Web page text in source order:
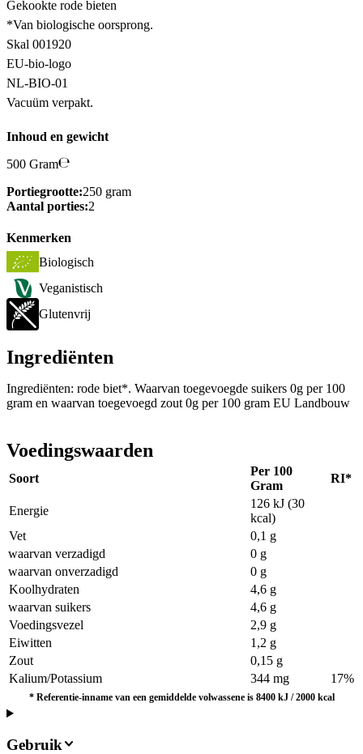
Gekookte rode bieten
*Van biologische oorsprong.
Skal 001920
EU-bio-logo
NL-BIO-01
Vacuüm verpakt.
Inhoud en gewicht
500 Gram
Portiegrootte:250 gram
Aantal porties:2
Kenmerken
Biologisch
Veganistisch
Glutenvrij
Ingrediënten
Ingrediënten: rode biet*. Waarvan toegevoegde suikers 0g per 100
gram en waarvan toegevoegd zout 0g per 100 gram EU Landbouw
Voedingswaarden
Soort
Per 100
Gram
RI*
Energie
126 kJ (30
kcal)
Vet
0,1 g
waarvan verzadigd
0 g
waarvan onverzadigd
0 g
Koolhydraten
4,6 g
waarvan suikers
4,6 g
Voedingsvezel
2,9 g
Eiwitten
1,2 g
Zout
0,15 g
Kalium/Potassium
344 mg 17%
* Referentie-inname van een gemiddelde volwassene is 8400 kJ / 2000 kcal
Gebruik